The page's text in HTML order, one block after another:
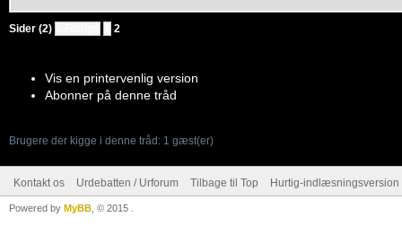
Sider (2) 2
Vis en printervenlig version
Abonner på denne tråd
Brugere der kigge i denne tråd: 1 gæst(er)
Kontakt os Urdebatten / Urforum Tilbage til Top Hurtig-indlæsningsversion
Powered by MyBB , © 2015